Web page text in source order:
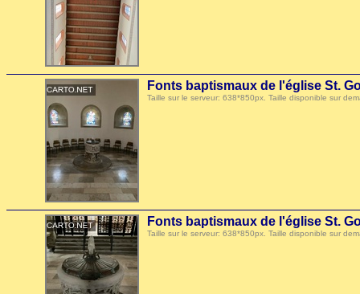
Fonts baptismaux de l'église St.
Taille sur le serveur: 638*850px. Taille disponible sur
Fonts baptismaux de l'église St.
Taille sur le serveur: 638*850px. Taille disponible sur